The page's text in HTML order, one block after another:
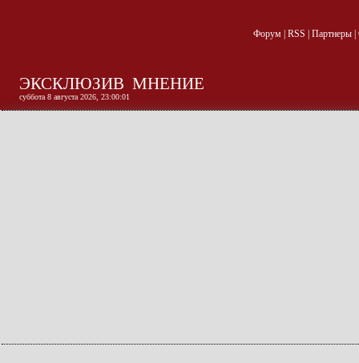
Форум| RSS Партнеры|
ЭКСКЛЮЗИВ МНЕНИЕ
суббота 8 августа 2026, 23:00:02